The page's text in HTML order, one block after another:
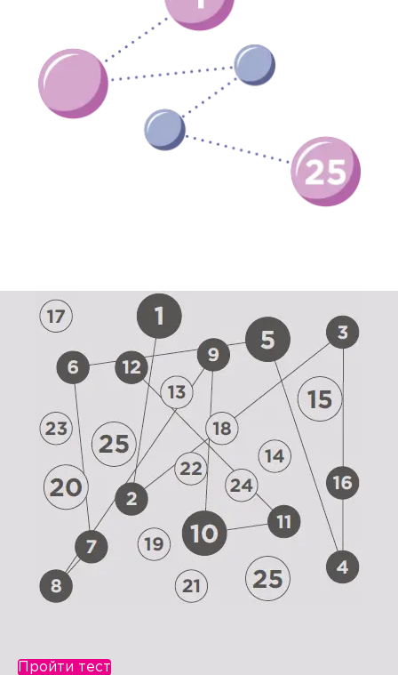
Пройти тест